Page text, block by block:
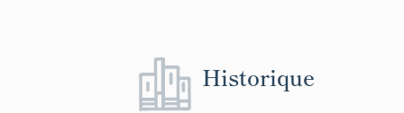
Historique